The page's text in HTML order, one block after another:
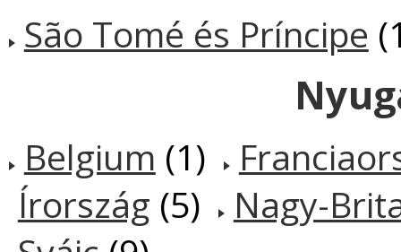
São Tomé és Príncipe
Belgium (1)
Írország (5)
Nagy-